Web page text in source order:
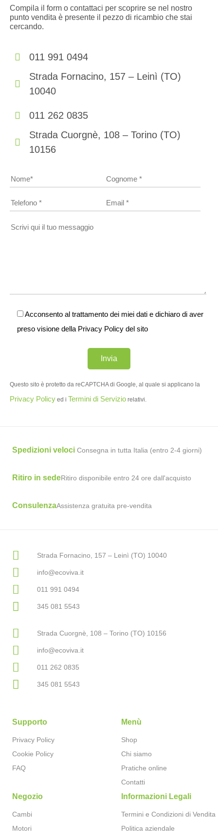
Compila il form o contattaci per scoprire se nel nostro
punto vendita è presente il pezzo di ricambio che stai
cercando.
011 991 0494
Strada Fornacino, 157 – Leinì (TO)
10040
011 262 0835
Strada Cuorgnè, 108 – Torino (TO)
10156
Acconsento al trattamento dei miei dati e dichiaro di aver
preso visione della Privacy Policy del sito
Questo sito è protetto da reCAPTCHA di Google, al quale si applicano la
Privacy Policy ed i Termini di Servizio relativi.
Spedizioni veloci Consegna in tutta Italia (entro 2-4 giorni)
Ritiro in sedeRitiro disponibile entro 24 ore dall'acquisto
ConsulenzaAssistenza gratuita pre-vendita
Strada Fornacino, 157 – Leinì (TO) 10040
info@ecoviva.it
011 991 0494
345 081 5543
Strada Cuorgnè, 108 – Torino (TO) 10156
info@ecoviva.it
011 262 0835
345 081 5543
Supporto
Privacy Policy
Cookie Policy
FAQ
Menù
Shop
Chi siamo
Pratiche online
Contatti
Negozio
Cambi
Motori
Informazioni Legali
Termini e Condizioni di Vendita
Politica aziendale